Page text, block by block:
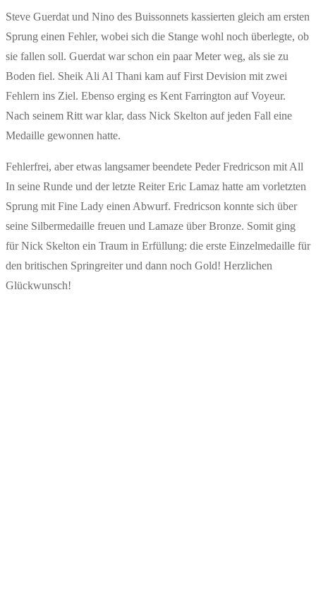
Steve Guerdat und Nino des Buissonnets kassierten gleich am ersten
Sprung einen Fehler, wobei sich die Stange wohl noch überlegte, ob
sie fallen soll. Guerdat war schon ein paar Meter weg, als sie zu
Boden fiel. Sheik Ali Al Thani kam auf First Devision mit zwei
Fehlern ins Ziel. Ebenso erging es Kent Farrington auf Voyeur.
Nach seinem Ritt war klar, dass Nick Skelton auf jeden Fall eine
Medaille gewonnen hatte.
Fehlerfrei, aber etwas langsamer beendete Peder Fredricson mit All
In seine Runde und der letzte Reiter Eric Lamaz hatte am vorletzten
Sprung mit Fine Lady einen Abwurf. Fredricson konnte sich über
seine Silbermedaille freuen und Lamaze über Bronze. Somit ging
für Nick Skelton ein Traum in Erfüllung: die erste Einzelmedaille für
den britischen Springreiter und dann noch Gold! Herzlichen
Glückwunsch!